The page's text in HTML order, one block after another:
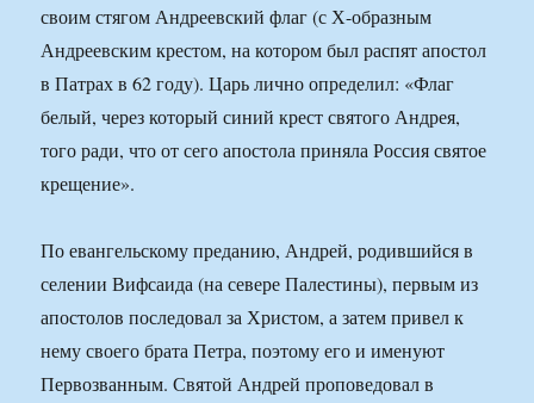
своим стягом Андреевский флаг (с Х-образным
Андреевским крестом, на котором был распят апостол
в Патрах в 62 году). Царь лично определил: «Флаг
белый, через который синий крест святого Андрея,
того ради, что от сего апостола приняла Россия святое
крещение».
По евангельскому преданию, Андрей, родившийся в
селении Вифсаида (на севере Палестины), первым из
апостолов последовал за Христом, а затем привел к
нему своего брата Петра, поэтому его и именуют
Первозванным. Святой Андрей проповедовал в